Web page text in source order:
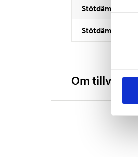
Stötdämparfäste
Om